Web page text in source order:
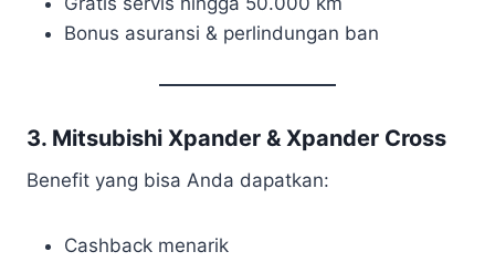
Bonus asuransi & perlindungan ban
3. Mitsubishi Xpander & Xpander Cross
Benefit yang bisa Anda dapatkan:
Cashback menarik